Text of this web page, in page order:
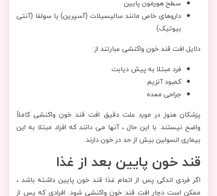
سطح هورمون پایین
داروهای خاص مانند سالیسیلات (آسپرین) یا سولفا (آنتی
بیوتیک)
دلایل افت قند خون واکنشی عبارتند از:
فرد مبتلا به پیش دیابت
کمبود آنزیم
جراحی معده
پزشکان هنوز در مورد علت دقیق افت قند خون واکنشی کاملاً
واضح نیستند. با این حال ، آنها می دانند که افراد مبتلا به این
بیماری انسولین بیش از حد در خون دارند.
قند خون پایین بعد از غذا
اگر فردی اندکی پس از اتمام غذا قند خون پایین داشته باشد ،
ممکن است دچار افت قند خون واکنشی شود. افرادی که پس از